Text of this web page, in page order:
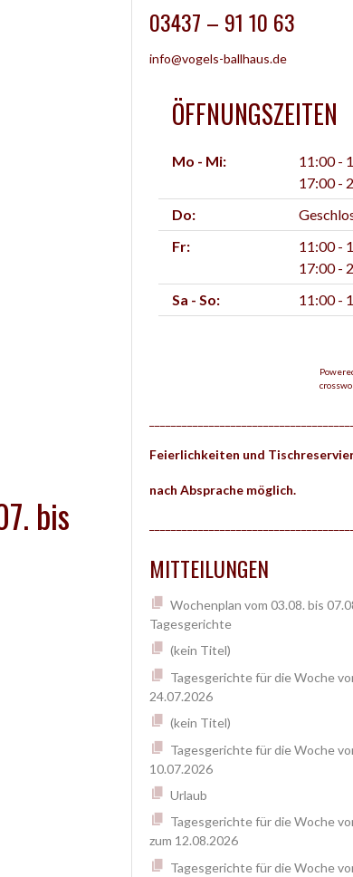
bis
03437 – 91 10 63
info@vogels-ballhaus.de
ÖFFNUNGSZEITEN
Mo - Mi:
11:00 -
17:00 -
Do:
Fr:
11:00 -
17:00 -
Sa - So:
11:00 -
Feierlichkeiten und
nach Absprache möglich.
MITTEILUNGEN
Wochenplan vom 03.08. bis
Tagesgerichte
(kein Titel)
Tagesgerichte für die Woche
24.07.2026
(kein Titel)
Tagesgerichte für die Woche
10.07.2026
Urlaub
Tagesgerichte für die Woche
zum 12.08.2026
Tagesgerichte für die Woche